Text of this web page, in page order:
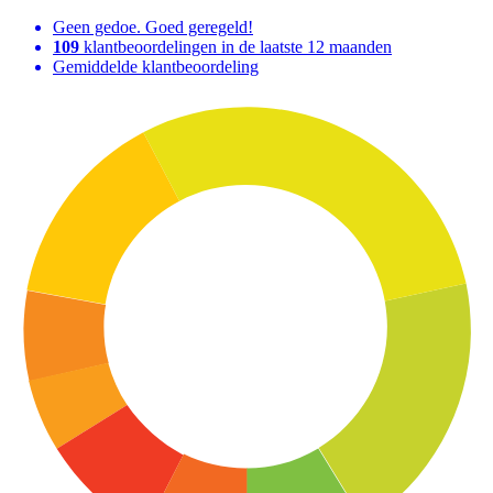
Geen gedoe. Goed geregeld!
109 klantbeoordelingen in de laatste 12 maanden
Gemiddelde klantbeoordeling